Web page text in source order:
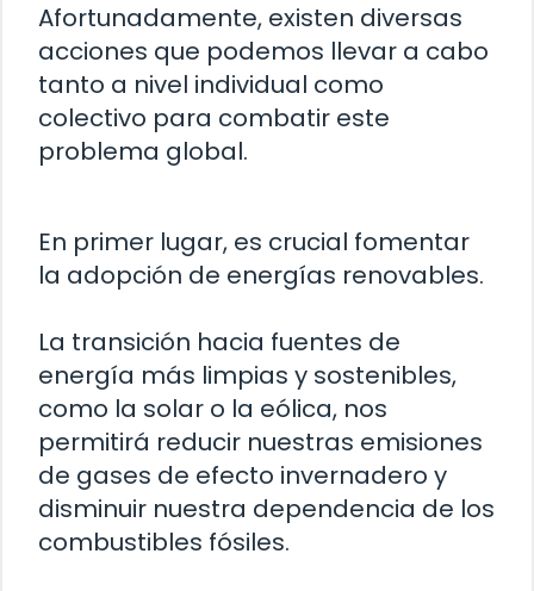
Afortunadamente, existen diversas
acciones que podemos llevar a cabo
tanto a nivel individual como
colectivo para combatir este
problema global.
En primer lugar, es crucial fomentar
la adopción de energías renovables.
La transición hacia fuentes de
energía más limpias y sostenibles,
como la solar o la eólica, nos
permitirá reducir nuestras emisiones
de gases de efecto invernadero y
disminuir nuestra dependencia de los
combustibles fósiles.